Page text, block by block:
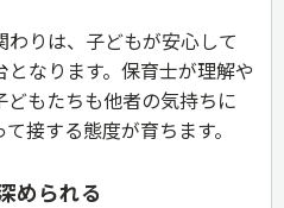
りは、子どもが安心して
なります。保育士が理解や
もたちも他者の気持ちに
接する態度が育ちます。
められる